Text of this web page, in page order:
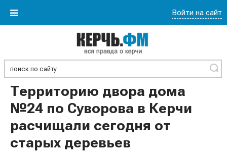
Найти
Войти на сайт
Территорию двора дома
№24 по Суворова в Керчи
расчищали сегодня от
старых деревьев